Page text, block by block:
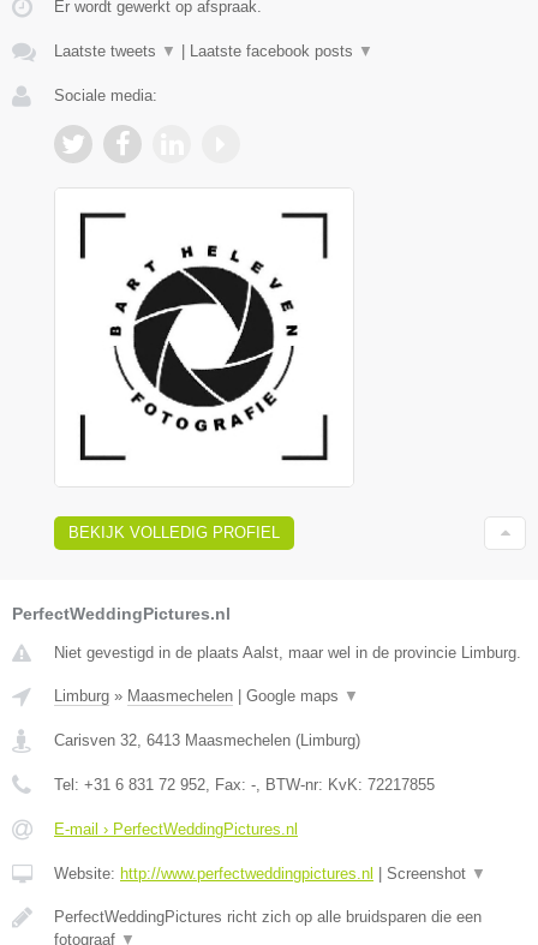
Er wordt gewerkt op afspraak.
Laatste tweets ▼ Laatste facebook posts ▼
Sociale media:
BEKIJK VOLLEDIG PROFIEL
PerfectWeddingPictures.nl
Niet gevestigd in de plaats Aalst, maar wel in de provincie Limburg.
Limburg » Maasmechelen Google maps ▼
Carisven 32 6413 Maasmechelen ( Limburg)
Tel: +31 6 831 72 952 , Fax: - , BTW-nr: KvK: 72217855
E-mail › PerfectWeddingPictures.nl
Website: http://www.perfectweddingpictures.nl Screenshot ▼
PerfectWeddingPictures richt zich op alle bruidsparen die een
fotograaf ▼